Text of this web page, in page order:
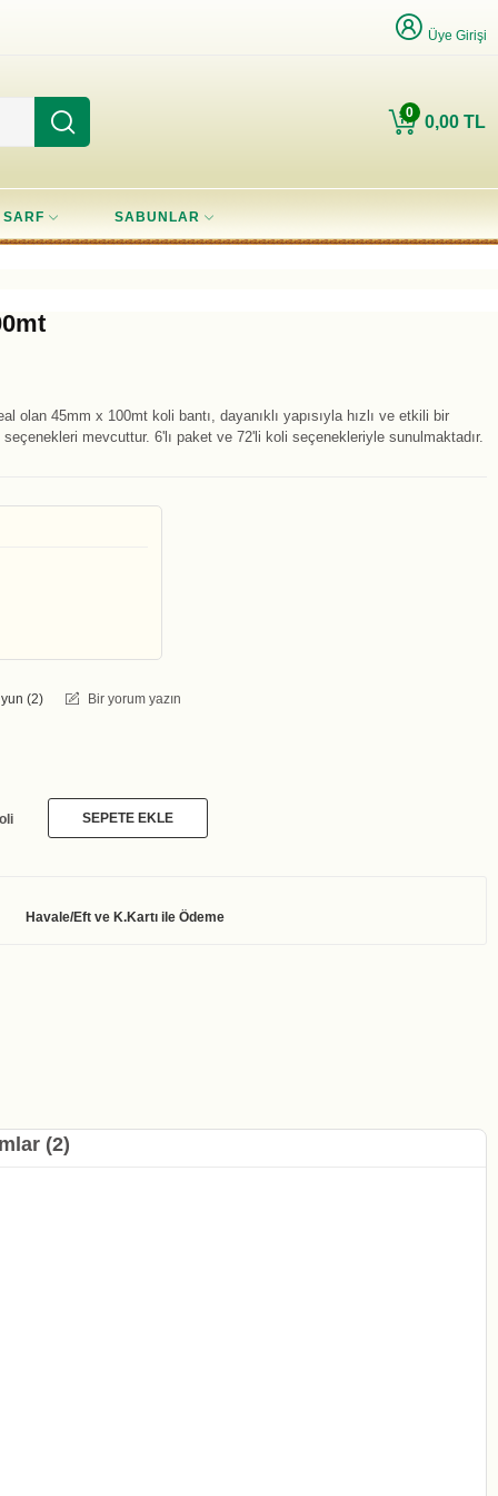
Üye Girişi
0,00 TL
0
SARF SABUNLAR
olan 45mm x 100mt koli bantı, dayanıklı yapısıyla hızlı ve etkili bir
mevcuttur. 6'lı paket ve 72'li koli seçenekleriyle sunulmaktadır.
(2) Bir yorum yazın
SEPETE EKLE
(2)